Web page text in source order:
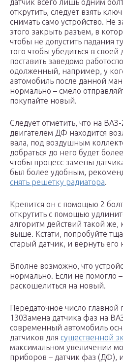
датчик всего лишь одним
открутить, следует взять
снимать само устройство. Не
этого закрыть разъем, в
чтобы не допустить падания
того чтобы убедиться в
поставить заведомо
одолженный, например, у
автомобиль после данной
нормально – смело
покупайте новый.
Следует отметить, что на
двигателем ДФ находится
вала, под воздушным
добраться до него будет
чтобы процесс замены
был более удобным,
снять решетку радиатора.
Крепится он с помощью 2
открутить с помощью
алгоритм действий такой же,
выше. Кстати, попробуйте
старый датчик, и вернуть его
Вполне возможно, что
нормально. Если не помогло
раскошелиться на новый.
Передаточное число главной
130Замена датчика фаз на
современный автомобиль
датчиков для существенной
максимальном увеличении
приборов – датчик фаз (ДФ),